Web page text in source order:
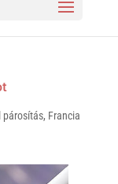
párosítás, Francia